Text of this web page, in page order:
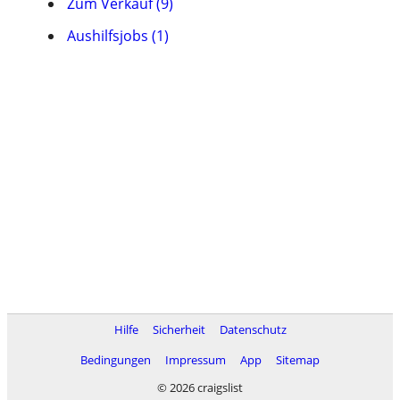
Aushilfsjobs (1)
Hilfe Sicherheit
Datenschutz
Bedingungen
Impressum App
Sitemap
© 2026 craigslist